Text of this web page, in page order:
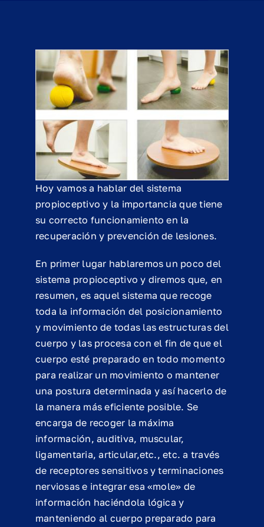
Hoy vamos a hablar del sistema
propioceptivo y la importancia que tiene
su correcto funcionamiento en la
recuperación y prevención de lesiones.
En primer lugar hablaremos un poco del
sistema propioceptivo y diremos que, en
resumen, es aquel sistema que recoge
toda la información del posicionamiento
y movimiento de todas las estructuras del
cuerpo y las procesa con el fin de que el
cuerpo esté preparado en todo momento
para realizar un movimiento o mantener
una postura determinada y así hacerlo de
la manera más eficiente posible. Se
encarga de recoger la máxima
información, auditiva, muscular,
ligamentaria, articular,etc., etc. a través
de receptores sensitivos y terminaciones
nerviosas e integrar esa «mole» de
información haciéndola lógica y
manteniendo al cuerpo preparado para